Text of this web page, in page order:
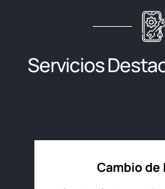
Servicios
Cambio de